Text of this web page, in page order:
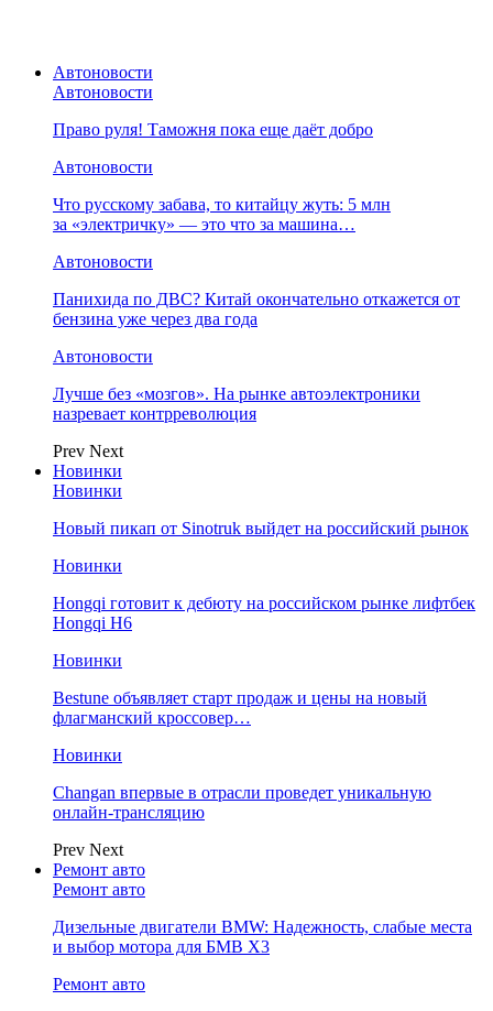
Автоновости
Автоновости
Право руля! Таможня пока еще даёт добро
Автоновости
Что русскому забава, то китайцу жуть: 5 млн
за «электричку» — это что за машина…
Автоновости
Панихида по ДВС? Китай окончательно откажется от
бензина уже через два года
Автоновости
Лучше без «мозгов». На рынке автоэлектроники
назревает контрреволюция
Prev Next
Новинки
Новинки
Новый пикап от Sinotruk выйдет на российский рынок
Новинки
Hongqi готовит к дебюту на российском рынке лифтбек
Hongqi H6
Новинки
Bestune объявляет старт продаж и цены на новый
флагманский кроссовер…
Новинки
Changan впервые в отрасли проведет уникальную
онлайн-трансляцию
Prev Next
Ремонт авто
Ремонт авто
Дизельные двигатели BMW: Надежность, слабые места
и выбор мотора для БМВ Х3
Ремонт авто